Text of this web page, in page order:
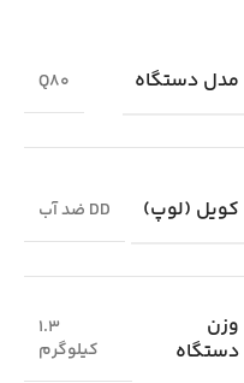
مدل دستگاه Q80
کویل (لوپ) DD ضد آب
وزن
دستگاه
1.3
کیلوگرم